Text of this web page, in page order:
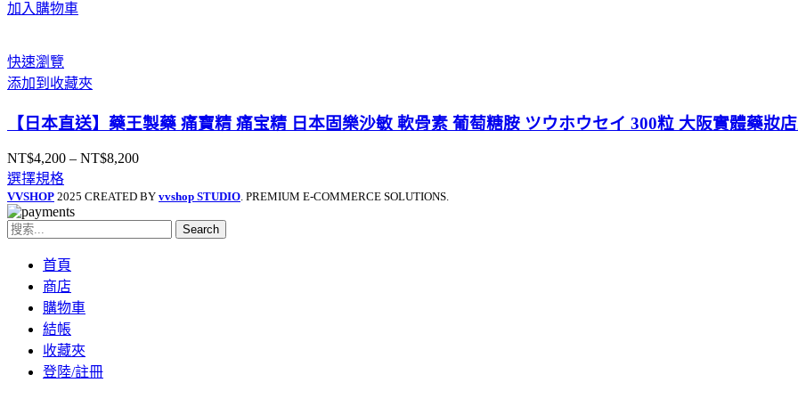
加入購物車
快速瀏覽
添加到收藏夾
【日本直送】藥王製藥 痛寶精 痛宝精 日本固樂沙敏 軟骨素 葡萄糖胺 ツウホウセイ 300粒 大阪實體藥妝
NT$4,200 – NT$8,200價
範
圍：
NT$4,200
選擇規格
VVSHOP 2025 CREATED BY vvshop STUDIO . PREMIUM E-COMMERCE SOLUTIONS.
Search
首頁
商店
購物車
結帳
收藏夾
登陸/註冊